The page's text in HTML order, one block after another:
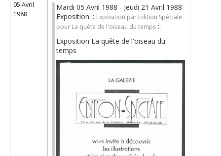
05 Avril
1988
Mardi 05 Avril 1988 - Jeudi 21 Avril 1988
Exposition :: Exposition par Edition Spéciale
pour La quête de l'oiseau du temps ::
Exposition La quête de l'oiseau du
temps